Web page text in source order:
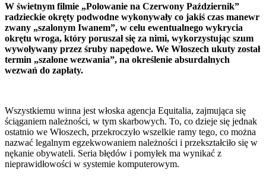
W świetnym filmie „Polowanie na Czerwony Październik”
radzieckie okręty podwodne wykonywały co jakiś czas manewr
zwany „szalonym Iwanem”, w celu ewentualnego wykrycia
okrętu wroga, który poruszał się za nimi, wykorzystując szum
wywoływany przez śruby napędowe. We Włoszech ukuty został
termin „szalone wezwania”, na określenie absurdalnych
wezwań do zapłaty.
Wszystkiemu winna jest włoska agencja Equitalia, zajmująca się
ściąganiem należności, w tym skarbowych. To, co dzieje się jednak
ostatnio we Włoszech, przekroczyło wszelkie ramy tego, co można
nazwać legalnym egzekwowaniem należności i przekształciło się w
nękanie obywateli. Seria błędów i pomyłek ma wynikać z
nieprawidłowości w systemie komputerowym.